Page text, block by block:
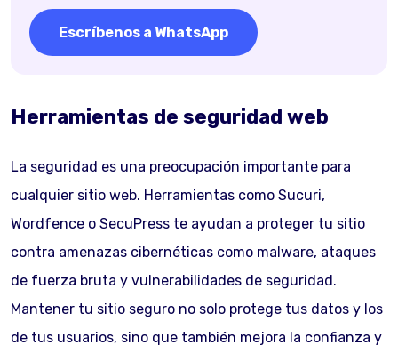
Escríbenos a WhatsApp
Herramientas de seguridad web
La seguridad es una preocupación importante para
cualquier sitio web. Herramientas como Sucuri,
Wordfence o SecuPress te ayudan a proteger tu sitio
contra amenazas cibernéticas como malware, ataques
de fuerza bruta y vulnerabilidades de seguridad.
Mantener tu sitio seguro no solo protege tus datos y los
de tus usuarios, sino que también mejora la confianza y